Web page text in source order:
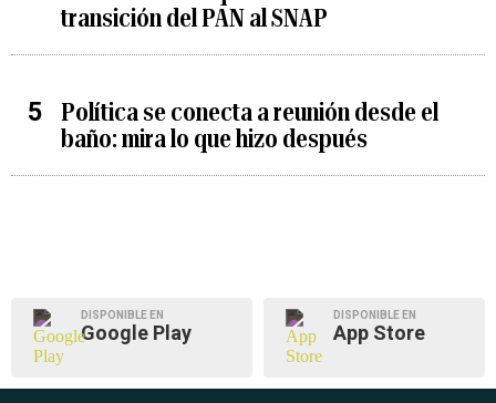
transición del PAN al SNAP
Política se conecta a reunión desde el
baño: mira lo que hizo después
DISPONIBLE EN
Google Play
DISPONIBLE EN
App Store